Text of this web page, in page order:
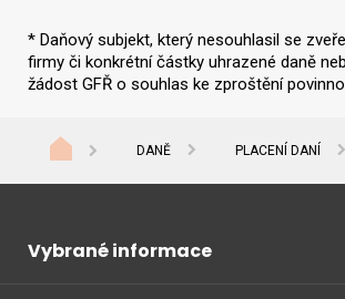
* Daňový subjekt, který nesouhlasil se
firmy či konkrétní částky uhrazené daně
žádost GFŘ o souhlas ke zproštění
DANĚ PLACENÍ DANÍ
Vybrané informace